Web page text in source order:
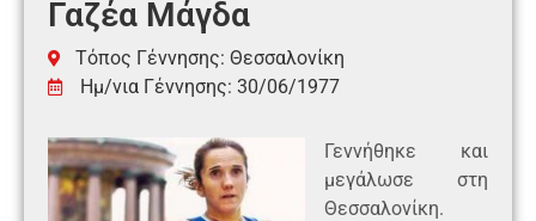
Γαζέα Μάγδα
Τόπος Γέννησης: Θεσσαλονίκη
Ημ/νια Γέννησης: 30/06/1977
Γεννήθηκε και
μεγάλωσε στη
Θεσσαλονίκη.